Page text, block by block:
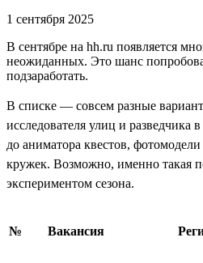
1 сентября 2025
В сентябре на hh.ru появляется
неожиданных. Это шанс
подзаработать.
В списке — совсем разные
исследователя улиц и разведчика
до аниматора квестов,
кружек. Возможно, именно такая
экспериментом сезона.
№ Вакансия